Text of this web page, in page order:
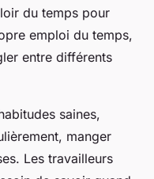
du temps pour
emploi du temps,
entre différents
saines,
manger
Les travailleurs